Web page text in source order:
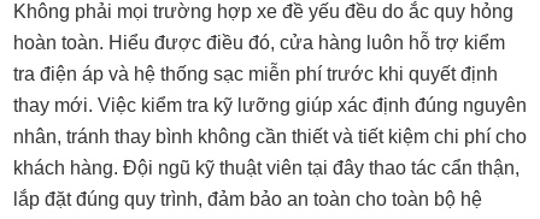
Không phải mọi trường hợp xe đề yếu đều do ắc quy hỏng
hoàn toàn. Hiểu được điều đó, cửa hàng luôn hỗ trợ kiểm
tra điện áp và hệ thống sạc miễn phí trước khi quyết định
thay mới. Việc kiểm tra kỹ lưỡng giúp xác định đúng nguyên
nhân, tránh thay bình không cần thiết và tiết kiệm chi phí cho
khách hàng. Đội ngũ kỹ thuật viên tại đây thao tác cẩn thận,
lắp đặt đúng quy trình, đảm bảo an toàn cho toàn bộ hệ